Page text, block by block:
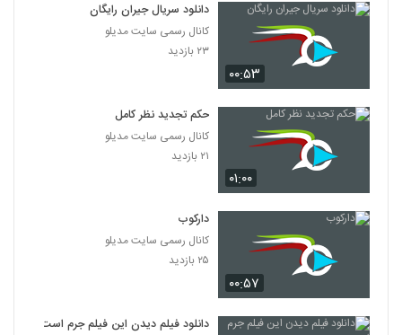
دانلود فیلم سیانور با لینک مستقیم و کیفیت
13
دانلود فیلم پله آخر
۱,۸۲۲ بازدید
دانلود فیلم امروز با کیفیت عالی
۱,۳۲۴ بازدید
دانلود فیلم سینمایی مجردها
16
دانلود فیلم ایرانی لاک قرمز
۳,۳۵۸ بازدید
۰۰:۵۳
دانلود سریال جیران رایگان
کانال رسمی سایت مدیلو
۲۳ بازدید
۰۱:۰۰
حکم تجدید نظر کامل
کانال رسمی سایت مدیلو
۲۱ بازدید
۰۰:۵۷
دارکوب
کانال رسمی سایت مدیلو
۲۵ بازدید
دانلود فیلم دیدن این فیلم جرم است